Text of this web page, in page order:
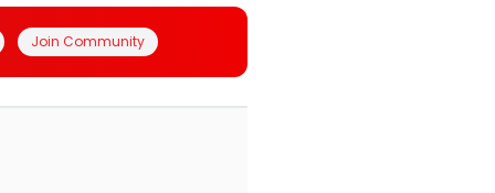
Join Community